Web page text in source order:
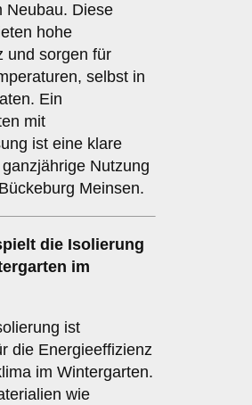
Neubau. Diese
hohe
und sorgen für
selbst in
Ein
mit
ist eine klare
Nutzung
Meinsen.
die Isolierung
im
ist
die Energieeffizienz
im Wintergarten.
wie